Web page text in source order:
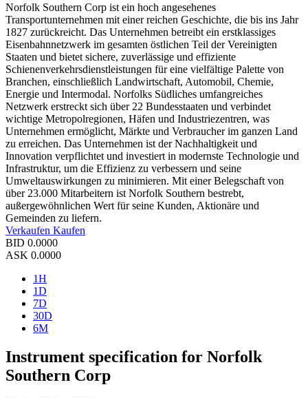
Norfolk Southern Corp ist ein hoch angesehenes
Transportunternehmen mit einer reichen Geschichte, die bis ins Jahr
1827 zurückreicht. Das Unternehmen betreibt ein erstklassiges
Eisenbahnnetzwerk im gesamten östlichen Teil der Vereinigten
Staaten und bietet sichere, zuverlässige und effiziente
Schienenverkehrsdienstleistungen für eine vielfältige Palette von
Branchen, einschließlich Landwirtschaft, Automobil, Chemie,
Energie und Intermodal. Norfolks Südliches umfangreiches
Netzwerk erstreckt sich über 22 Bundesstaaten und verbindet
wichtige Metropolregionen, Häfen und Industriezentren, was
Unternehmen ermöglicht, Märkte und Verbraucher im ganzen Land
zu erreichen. Das Unternehmen ist der Nachhaltigkeit und
Innovation verpflichtet und investiert in modernste Technologie und
Infrastruktur, um die Effizienz zu verbessern und seine
Umweltauswirkungen zu minimieren. Mit einer Belegschaft von
über 23.000 Mitarbeitern ist Norfolk Southern bestrebt,
außergewöhnlichen Wert für seine Kunden, Aktionäre und
Gemeinden zu liefern.
Verkaufen Kaufen
BID 0.0000
ASK 0.0000
1H
1D
7D
30D
6M
Instrument specification for Norfolk
Southern Corp